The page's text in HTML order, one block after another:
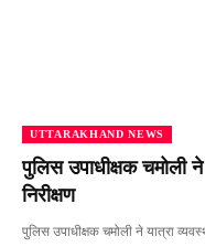
UTTARAKHAND NEWS
पुलिस उपाधीक्षक चमोली
निरीक्षण
पुलिस उपाधीक्षक चमोली ने यात्रा